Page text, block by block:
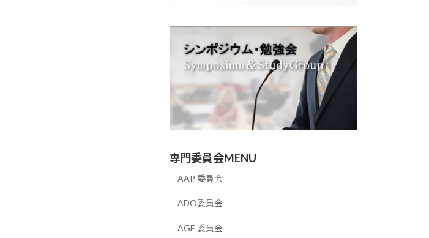
専門委員会MENU
AAP 委員会
ADO委員会
AGE 委員会